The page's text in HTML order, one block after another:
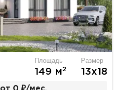
Площадь
149 м2
Размер
13х18